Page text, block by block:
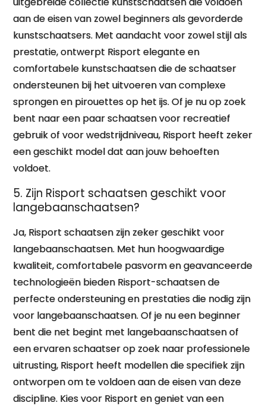
aan de eisen van zowel beginners als gevorderde
kunstschaatsers. Met aandacht voor zowel stijl als
prestatie, ontwerpt Risport elegante en
comfortabele kunstschaatsen die de schaatser
ondersteunen bij het uitvoeren van complexe
sprongen en pirouettes op het ijs. Of je nu op zoek
bent naar een paar schaatsen voor recreatief
gebruik of voor wedstrijdniveau, Risport heeft zeker
een geschikt model dat aan jouw behoeften
voldoet.
5. Zijn Risport schaatsen geschikt voor
langebaanschaatsen?
Ja, Risport schaatsen zijn zeker geschikt voor
langebaanschaatsen. Met hun hoogwaardige
kwaliteit, comfortabele pasvorm en geavanceerde
technologieën bieden Risport-schaatsen de
perfecte ondersteuning en prestaties die nodig zijn
voor langebaanschaatsen. Of je nu een beginner
bent die net begint met langebaanschaatsen of
een ervaren schaatser op zoek naar professionele
uitrusting, Risport heeft modellen die specifiek zijn
ontworpen om te voldoen aan de eisen van deze
discipline. Kies voor Risport en geniet van een